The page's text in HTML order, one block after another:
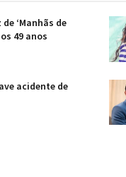
‘Manhãs de
49 anos
acidente de